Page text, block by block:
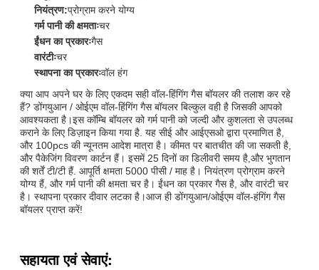
नियंत्रण:प्रोग्राम करने योग्य
गर्म पानी की क्षमताःचर
ईंधन का प्रकारःगैस
वारंटीःचर
स्थापना का प्रकारःवॉल हंग
क्या आप अपने घर के लिए एकदम सही वॉल-हिंगिंग गैस बॉयलर की तलाश कर रहे
हैं? डोंगयुआन / ओईएम वॉल-हिंगिंग गैस बॉयलर बिल्कुल वही है जिसकी आपको
आवश्यकता है।इस कॉम्बि बॉयलर को गर्म पानी को जल्दी और कुशलता से उपलब्ध
कराने के लिए डिज़ाइन किया गया है. यह सीई और आईएसओ द्वारा प्रमाणित है,
और 100pcs की न्यूनतम आदेश मात्रा है। कीमत पर बातचीत की जा सकती है,
और पैकेजिंग विवरण कार्टन हैं। इसमें 25 दिनों का डिलीवरी समय है,और भुगतान
की शर्तें टी/टी हैं. आपूर्ति क्षमता 5000 पीसी / माह है। नियंत्रण प्रोग्राम करने
योग्य हैं, और गर्म पानी की क्षमता चर है। ईंधन का प्रकार गैस है, और वारंटी चर
है। स्थापना प्रकार दीवार लटका है।आज ही डोंगयुआन/ओईएम वॉल-हंगिंग गैस
बॉयलर प्राप्त करें!
सहायता एवं सेवाएं: